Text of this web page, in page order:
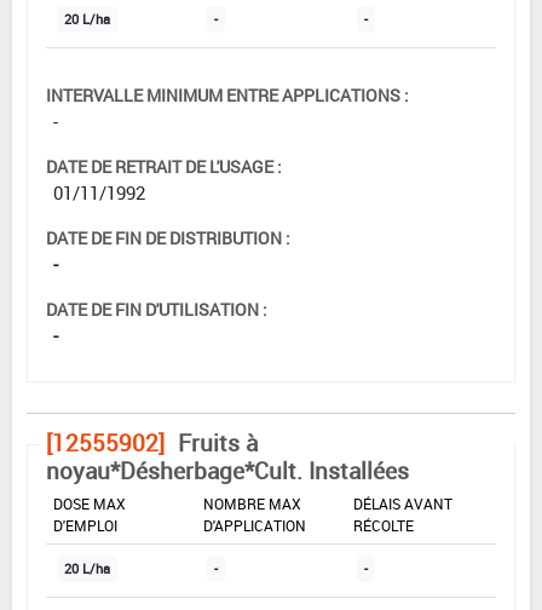
20 L/ha - -
INTERVALLE MINIMUM ENTRE APPLICATIONS :
-
DATE DE RETRAIT DE L'USAGE :
01/11/1992
DATE DE FIN DE DISTRIBUTION :
-
DATE DE FIN D'UTILISATION :
-
[12555902] Fruits à
noyau*Désherbage*Cult. Installées
DOSE MAX
D'EMPLOI
NOMBRE MAX
D'APPLICATION
DÉLAIS AVANT
RÉCOLTE
20 L/ha - -